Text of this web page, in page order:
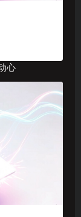
心